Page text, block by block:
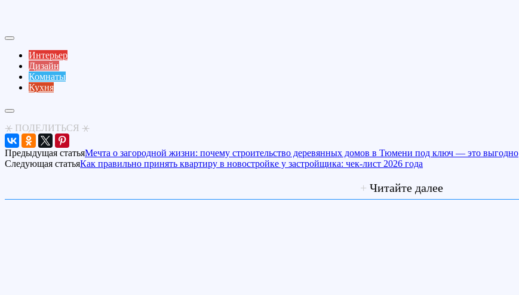
Интерьер
Дизайн
Комнаты
Кухня
⚹ ПОДЕЛИТЬСЯ ⚹
Предыдущая статьяМечта о загородной жизни: почему строительство деревянных домов в Тюмени под ключ — это выгодно
Следующая статьяКак правильно принять квартиру в новостройке у застройщика: чек-лист 2026 года
+ Читайте далее